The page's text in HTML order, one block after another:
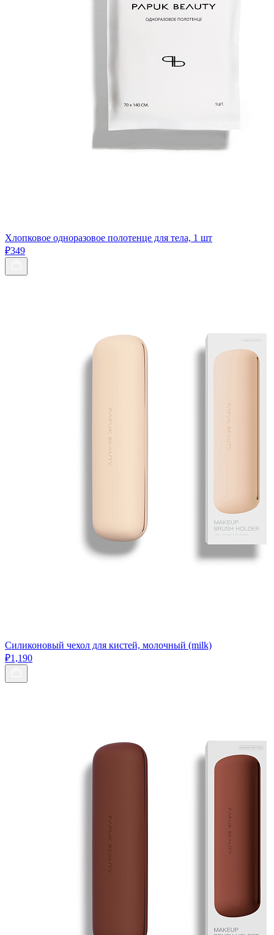
Хлопковое одноразовое полотенце для тела, 1 шт
₽349
Силиконовый чехол для кистей, молочный (milk)
₽1,190